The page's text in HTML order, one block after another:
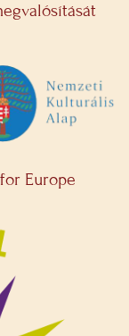
Europe